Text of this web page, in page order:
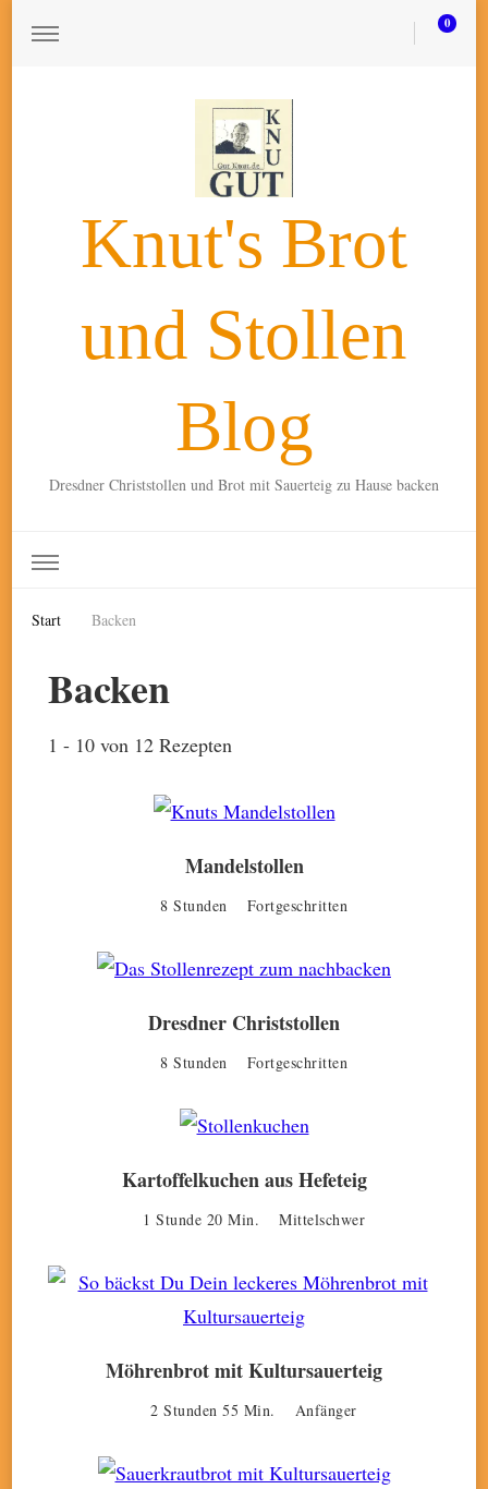
0
Knut's Brot
und Stollen
Blog
Dresdner Christstollen und Brot mit Sauerteig zu Hause backen
Start Backen
Backen
1 - 10 von 12 Rezepten
Mandelstollen
8 Stunden Fortgeschritten
Dresdner Christstollen
8 Stunden Fortgeschritten
Kartoffelkuchen aus Hefeteig
1 Stunde 20 Min. Mittelschwer
Möhrenbrot mit Kultursauerteig
2 Stunden 55 Min. Anfänger